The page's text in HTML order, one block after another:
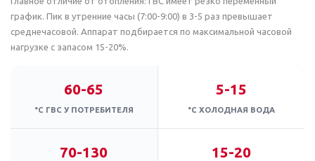
график. Пик в утренние часы (7:00-9:00) в 3-5 раз превышает
среднечасовой. Аппарат подбирается по максимальной часовой
нагрузке с запасом 15-20%.
60-65
°C ГВС У ПОТРЕБИТЕЛЯ
5-15
°C ХОЛОДНАЯ ВОДА
70-130 15-20